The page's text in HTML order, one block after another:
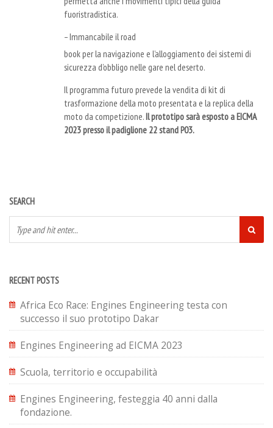
fuoristradistica.
–Immancabile il road
book per la navigazione e l’alloggiamento dei sistemi di
sicurezza d’obbligo nelle gare nel deserto.
Il programma futuro prevede la vendita di kit di
trasformazione della moto presentata e la replica della
moto da competizione.Il prototipo sarà esposto a EICMA
2023 presso il padiglione 22 stand P03.
SEARCH
RECENT POSTS
Africa Eco Race: Engines Engineering testa con
successo il suo prototipo Dakar
Engines Engineering ad EICMA 2023
Scuola, territorio e occupabilità
Engines Engineering, festeggia 40 anni dalla
fondazione.